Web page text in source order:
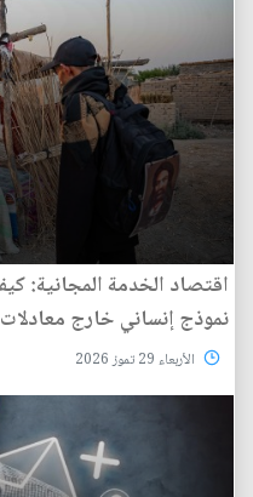
اقتصاد الخدمة المجانية:
نموذج إنساني خارج
الأربعاء 29 تموز 2026